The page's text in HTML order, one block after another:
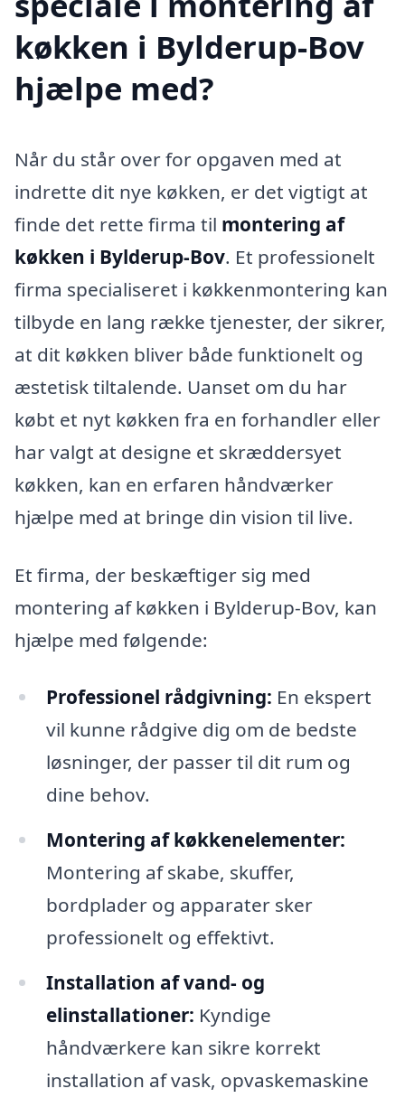
køkken i Bylderup-Bov
hjælpe med?
Når du står over for opgaven med at
indrette dit nye køkken, er det vigtigt at
finde det rette firma til montering af
køkken i Bylderup-Bov. Et professionelt
firma specialiseret i køkkenmontering kan
tilbyde en lang række tjenester, der sikrer,
at dit køkken bliver både funktionelt og
æstetisk tiltalende. Uanset om du har
købt et nyt køkken fra en forhandler eller
har valgt at designe et skræddersyet
køkken, kan en erfaren håndværker
hjælpe med at bringe din vision til live.
Et firma, der beskæftiger sig med
montering af køkken i Bylderup-Bov, kan
hjælpe med følgende:
Professionel rådgivning: En ekspert
vil kunne rådgive dig om de bedste
løsninger, der passer til dit rum og
dine behov.
Montering af køkkenelementer:
Montering af skabe, skuffer,
bordplader og apparater sker
professionelt og effektivt.
Installation af vand- og
elinstallationer: Kyndige
håndværkere kan sikre korrekt
installation af vask, opvaskemaskine